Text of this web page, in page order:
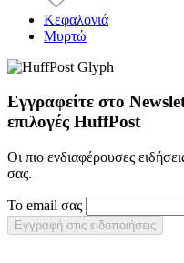
Κεφαλονιά
Μυρτώ
Εγγραφείτε στο
επιλογές HuffPost
Οι πιο ενδιαφέρουσες
σας.
Το email σας
Εγγραφή στις ειδοποιήσεις